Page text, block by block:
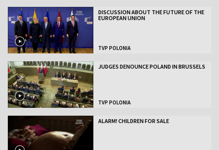
DISCUSSION ABOUT THE FUTURE OF THE
EUROPEAN UNION
TVP POLONIA
JUDGES DENOUNCE POLAND IN BRUSSELS
TVP POLONIA
ALARM! CHILDREN FOR SALE